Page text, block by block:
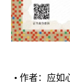
• 作者：应如